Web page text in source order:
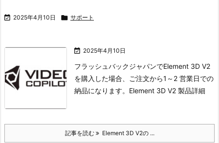
 2025年4月10日  サポート
 2025年4月10日
フラッシュバックジャパンでElement 3D V2
を購入した場合、ご注文から1～2 営業日での
納品になります。 Element 3D V2 製品詳細
記事を読む Element 3D V2の ...